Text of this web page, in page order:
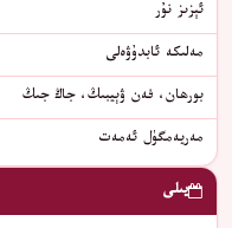
ئېزىز نۇر
مەلىكە ئابدۇۋەلى
بورھان، فەن ۋېيبىڭ، جاڭ جىڭ
مەريەمگۈل ئەمەت
يىلى